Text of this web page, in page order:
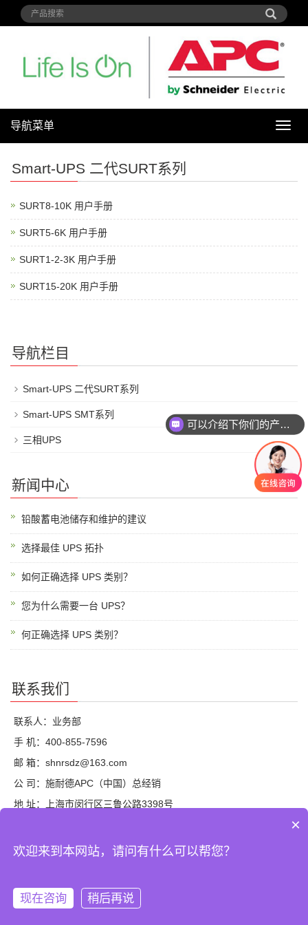
导
导航菜单
Smart-UPS 二代SURT系列
SURT8-10K 用户手册
SURT5-6K 用户手册
SURT1-2-3K 用户手册
SURT15-20K 用户手册
导航栏目
Smart-UPS 二代SURT系列
Smart-UPS SMT系列
三相UPS
新闻中心
铅酸蓄电池储存和维护的建议
选择最佳 UPS 拓扑
如何正确选择 UPS 类别？
您为什么需要一台 UPS？
何正确选择 UPS 类别？
联系我们
联系人：业务部
手 机：400-855-7596
邮 箱：shnrsdz@163.com
公 司：施耐德APC（中国）总经销
地 址：上海市闵行区三鲁公路3398号
可以介绍下你们的产品么
×
欢迎来到本网站，请问有什么可以帮您？
现在咨询 稍后再说